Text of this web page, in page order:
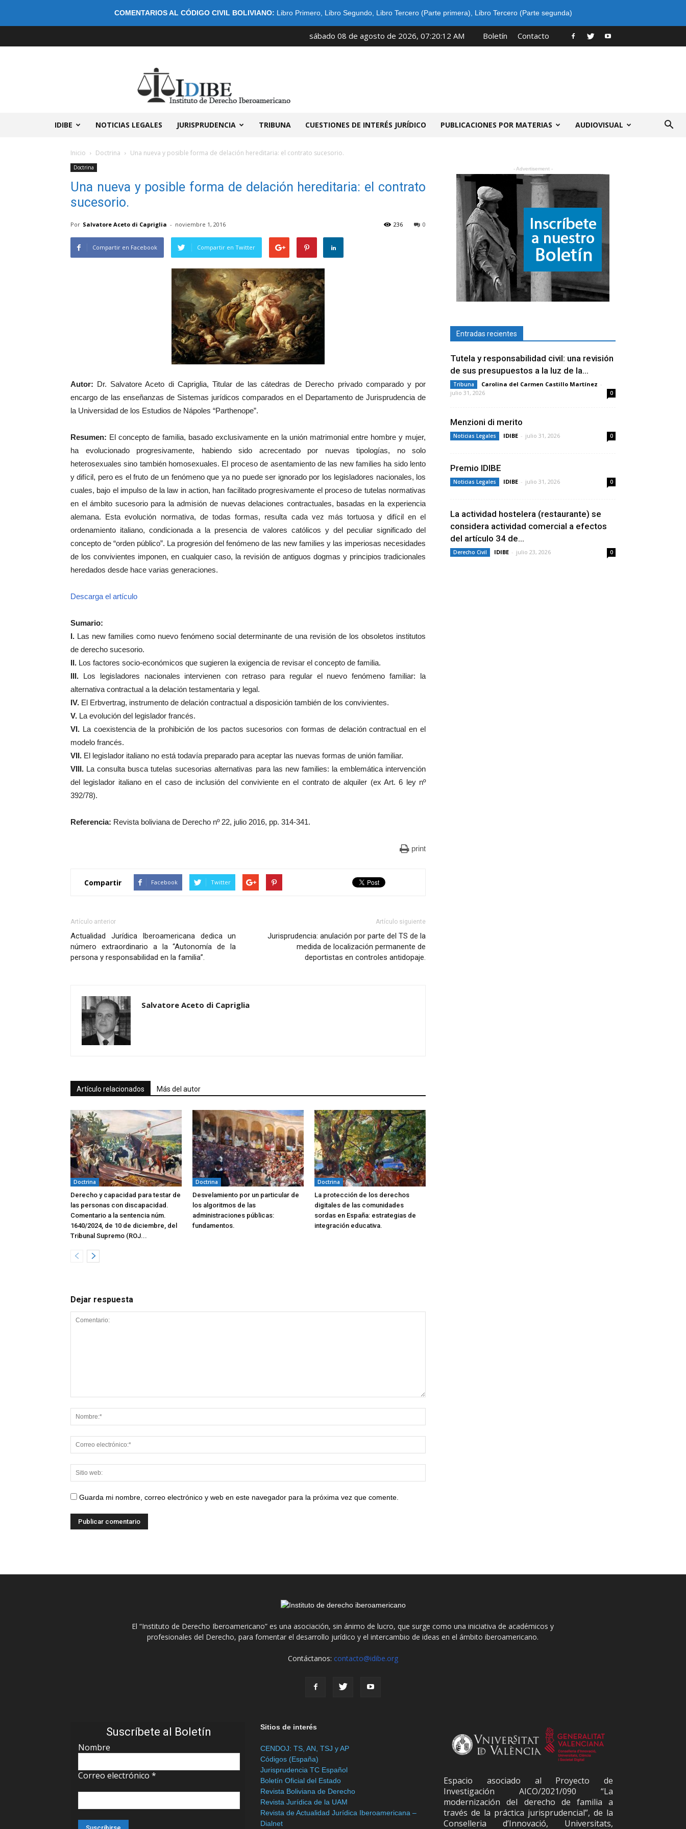
COMENTARIOS AL CÓDIGO CIVIL BOLIVIANO: Libro Primero, Libro Segundo, Libro Tercero (Parte primera) Libro Tercero (Parte segunda)
sábado 08 de agosto de 2026, 07:20:12 AM Boletín Contacto
IDIBE NOTICIAS LEGALES JURISPRUDENCIA TRIBUNA CUESTIONES DE INTERÉS JURÍDICO PUBLICACIONES POR MATERIAS AUDIOVISUAL
Inicio Doctrina Una nueva y posible forma de delación hereditaria: el contrato sucesorio.
Doctrina
Una nueva y posible forma de delación hereditaria: el contrato
sucesorio.
Por Salvatore Aceto di Capriglia - noviembre 1, 2016 0
236
Compartir en Facebook Compartir en Twitter
Autor: Dr. Salvatore Aceto di Capriglia, Titular de las cátedras de Derecho privado comparado y por
encargo de las enseñanzas de Sistemas jurídicos comparados en el Departamento de Jurisprudencia de
la Universidad de los Estudios de Nápoles “Parthenope”.
Resumen: El concepto de familia, basado exclusivamente en la unión matrimonial entre hombre y mujer,
ha evolucionado progresivamente, habiendo sido acrecentado por nuevas tipologías, no solo
heterosexuales sino también homosexuales. El proceso de asentamiento de las new families ha sido lento
y difícil, pero es el fruto de un fenómeno que ya no puede ser ignorado por los legisladores nacionales, los
cuales, bajo el impulso de la law in action, han facilitado progresivamente el proceso de tutelas normativas
en el ámbito sucesorio para la admisión de nuevas delaciones contractuales, basadas en la experiencia
alemana. Esta evolución normativa, de todas formas, resulta cada vez más tortuosa y difícil en el
ordenamiento italiano, condicionada a la presencia de valores católicos y del peculiar significado del
concepto de “orden público”. La progresión del fenómeno de las new families y las imperiosas necesidades
de los convivientes imponen, en cualquier caso, la revisión de antiguos dogmas y principios tradicionales
heredados desde hace varias generaciones.
Descarga el artículo
Sumario:
I. Las new families como nuevo fenómeno social determinante de una revisión de los obsoletos institutos
de derecho sucesorio.
II. Los factores socio-económicos que sugieren la exigencia de revisar el concepto de familia.
III. Los legisladores nacionales intervienen con retraso para regular el nuevo fenómeno familiar: la
alternativa contractual a la delación testamentaria y legal.
IV. El Erbvertrag, instrumento de delación contractual a disposición también de los convivientes.
V. La evolución del legislador francés.
VI. La coexistencia de la prohibición de los pactos sucesorios con formas de delación contractual en el
modelo francés.
VII. El legislador italiano no está todavía preparado para aceptar las nuevas formas de unión familiar.
VIII. La consulta busca tutelas sucesorias alternativas para las new families: la emblemática intervención
del legislador italiano en el caso de inclusión del conviviente en el contrato de alquiler (ex Art. 6 ley nº
392/78).
Referencia: Revista boliviana de Derecho nº 22, julio 2016, pp. 314-341.
print
Compartir Facebook Twitter
Artículo anterior
Actualidad Jurídica Iberoamericana dedica un
número extraordinario a la “Autonomía de la
persona y responsabilidad en la familia”.
Artículo siguiente
Jurisprudencia: anulación por parte del TS de la
medida de localización permanente de
deportistas en controles antidopaje.
Salvatore Aceto di Capriglia
Artículo relacionados Más del autor
Doctrina
Derecho y capacidad para testar de
las personas con discapacidad.
Comentario a la sentencia núm.
1640/2024, de 10 de diciembre, del
Tribunal Supremo (ROJ...
Doctrina
Desvelamiento por un particular de
los algoritmos de las
administraciones públicas:
fundamentos.
Doctrina
La protección de los derechos
digitales de las comunidades
sordas en España: estrategias de
integración educativa.
Dejar respuesta
Guarda mi nombre, correo electrónico y web en este navegador para la próxima vez que comente.
- Advertisement -
Entradas recientes
Tutela y responsabilidad civil: una revisión
de sus presupuestos a la luz de la...
Tribuna Carolina del Carmen Castillo Martínez -
julio 31, 2026
0
Menzioni di merito
Noticias Legales IDIBE - julio 31, 2026 0
Premio IDIBE
Noticias Legales IDIBE - julio 31, 2026 0
La actividad hostelera (restaurante) se
considera actividad comercial a efectos
del artículo 34 de...
Derecho Civil IDIBE - julio 23, 2026 0
El “Instituto de Derecho Iberoamericano” es una asociación, sin ánimo de lucro, que surge como una iniciativa de académicos y
profesionales del Derecho, para fomentar el desarrollo jurídico y el intercambio de ideas en el ámbito iberoamericano.
Contáctanos: contacto@idibe.org
Suscríbete al Boletín
Nombre
Correo electrónico *
Espacio asociado al Proyecto de
Investigación AICO/2021/090 “La
modernización del derecho de familia a
través de la práctica jurisprudencial”, de la
Conselleria d’Innovació, Universitats,
Sitios de interés
CENDOJ: TS, AN, TSJ y AP
Códigos (España)
Jurisprudencia TC Español
Boletín Oficial del Estado
Revista Boliviana de Derecho
Revista Jurídica de la UAM
Revista de Actualidad Jurídica Iberoamericana –
Dialnet